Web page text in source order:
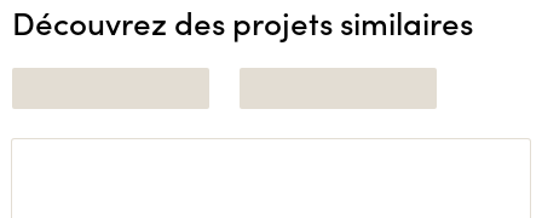
Découvrez des projets similaires